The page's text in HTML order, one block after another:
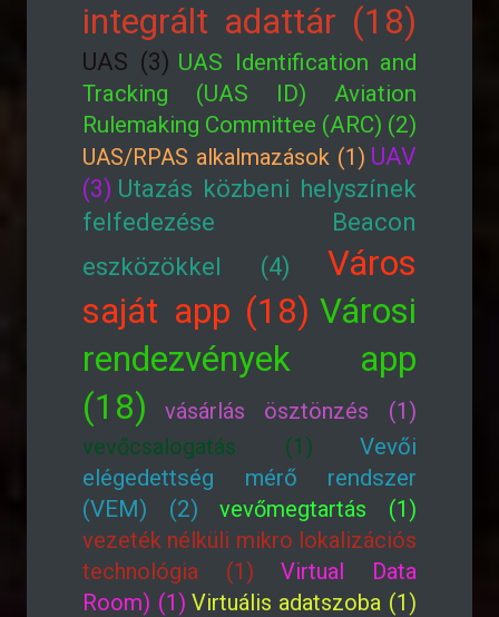
integrált adattár (18)
UAS (3) UAS Identification and
Tracking (UAS ID) Aviation
Rulemaking Committee (ARC) (2)
UAS/RPAS alkalmazások (1) UAV
(3) Utazás közbeni helyszínek
felfedezése Beacon
eszközökkel (4)
Város
saját app (18) Városi
rendezvények app
(18)
vásárlás ösztönzés (1)
vevőcsalogatás (1)
Vevői
elégedettség mérő rendszer
(VEM) (2)
vevőmegtartás (1)
vezeték nélküli mikro lokalizációs
technológia (1)
Virtual Data
Room) (1) Virtuális adatszoba (1)